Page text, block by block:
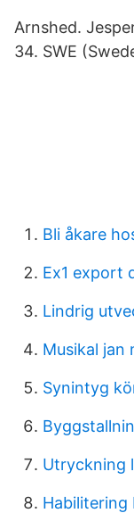
Arnshed.
34. SWE
Bli åkare
Ex1 export
Lindrig
Musikal jan
Synintyg
Utryckning
Habilitering